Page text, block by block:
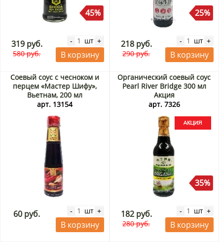
45%
319 руб.
580 руб.
- шт +
В корзину
25%
218 руб.
290 руб.
- шт +
В корзину
Соевый соус с чесноком и
перцем «Мастер Шифу»,
Вьетнам, 200 мл
арт. 13154
60 руб. - шт +
В корзину
Органический соевый соус
Pearl River Bridge 300 мл
Акция
арт. 7326
35%
182 руб.
280 руб.
- шт +
В корзину